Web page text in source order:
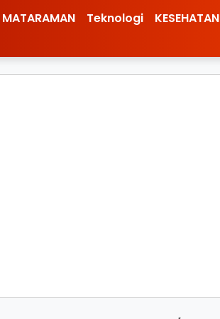
MATARAMAN Teknologi KESEHATAN